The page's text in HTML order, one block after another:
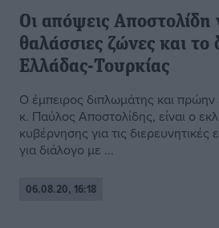
Οι απόψεις Αποστολίδη
θαλάσσιες ζώνες και το
Ελλάδας-Τουρκίας
Ο έμπειρος διπλωμάτης και
κ. Παύλος Αποστολίδης, είναι ο
κυβέρνησης για τις
για διάλογο με ...
06.08.20, 16:18